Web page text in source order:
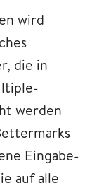
wird
die in
werden
Eingabe-
auf alle